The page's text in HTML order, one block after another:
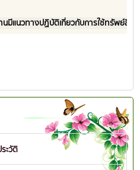
นมีแนวทางปฏิบัติเกี่ยวกับการใช้ทรัพย์สิ
ะวัติ